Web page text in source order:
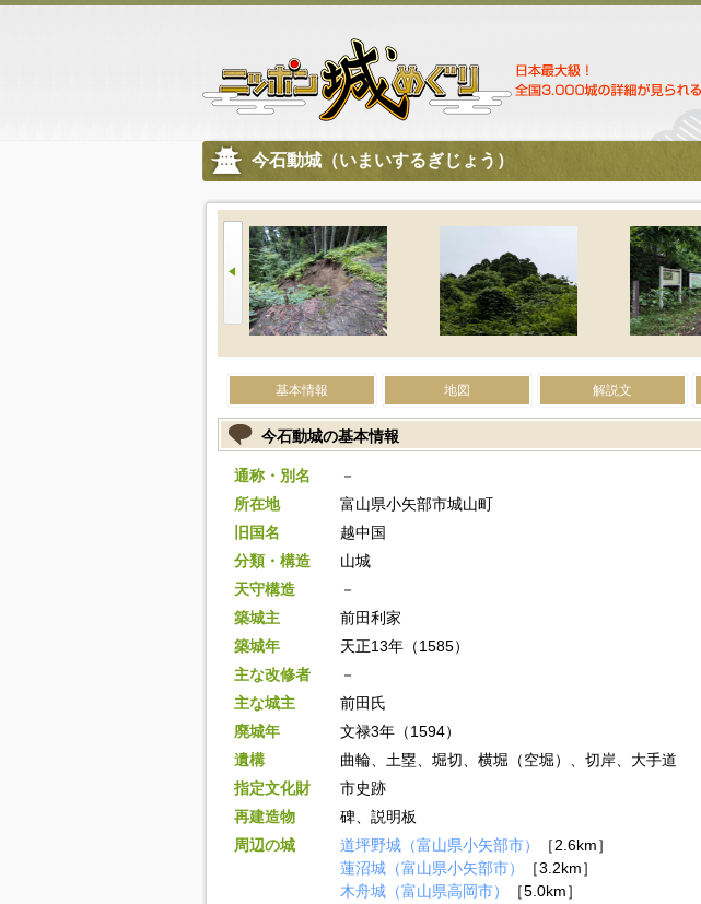
今石動城（いまいするぎじょう）
基本情報 地図 解説文
今石動城の基本情報
通称・別名
－
所在地
富山県小矢部市城山町
旧国名
越中国
分類・構造
山城
天守構造
－
築城主
前田利家
築城年
天正13年（1585）
主な改修者
－
主な城主
前田氏
廃城年
文禄3年（1594）
遺構
曲輪、土塁、堀切、横堀（空堀）、切岸、大手道
指定文化財
市史跡
再建造物
碑、説明板
周辺の城
道坪野城（富山県小矢部市）
［2.6km］
蓮沼城（富山県小矢部市）
［3.2km］
木舟城（富山県高岡市）
［5.0km］